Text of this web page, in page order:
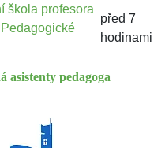
škola profesora
před 7
hodinami
asistenty pedagoga